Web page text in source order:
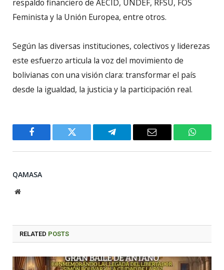
respaldo financiero de AECID, UNDEF, RFSU, FOS
Feminista y la Unión Europea, entre otros.
Según las diversas instituciones, colectivos y liderezas
este esfuerzo articula la voz del movimiento de
bolivianas con una visión clara: transformar el país
desde la igualdad, la justicia y la participación real.
Facebook Twitter Telegram Email
QAMASA
Website
RELATED POSTS